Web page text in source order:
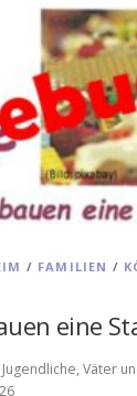
/ FAMILIEN /
eine
Väter